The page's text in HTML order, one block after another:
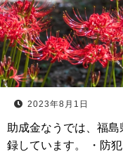
2023年8月1日
助成金なうでは、福
録しています。 ・防